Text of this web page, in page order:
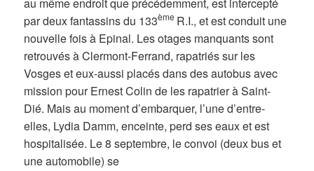
par deux fantassins du 133ème R.I., et est conduit une
nouvelle fois à Epinal. Les otages manquants sont
retrouvés à Clermont-Ferrand, rapatriés sur les
Vosges et eux-aussi placés dans des autobus avec
mission pour Ernest Colin de les rapatrier à Saint-
Dié. Mais au moment d’embarquer, l’une d’entre-
elles, Lydia Damm, enceinte, perd ses eaux et est
hospitalisée. Le 8 septembre, le convoi (deux bus et
une automobile) se